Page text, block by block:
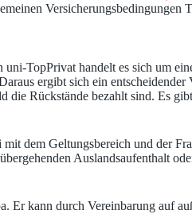
Versicherungsbedingungen
TopPrivat handelt es sich um
ergibt sich ein
die Rückstände bezahlt sind. Es
dem Geltungsbereich und der
Auslandsaufenthalt
Er kann durch Vereinbarung auf